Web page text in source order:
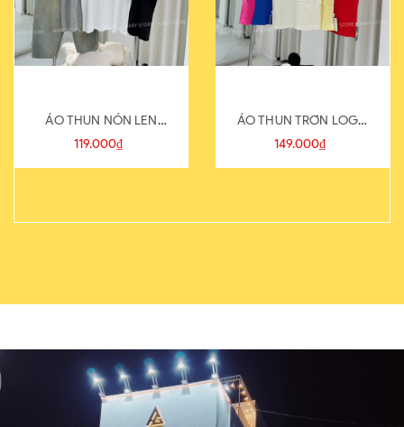
ÁO THUN NÓN LEN
821-1
119.000₫
ÁO THUN TRƠN LOGO
SAU
149.000₫